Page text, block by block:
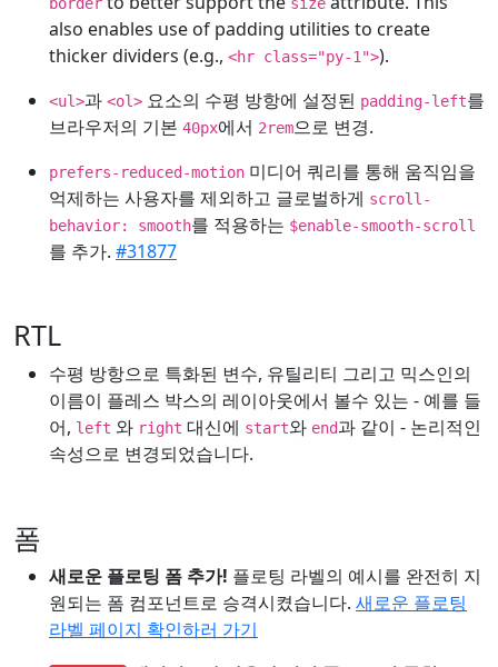
also enables use of padding utilities to create
thicker dividers (e.g., <hr class="py-1">).
<ul>과 <ol> 요소의 수평 방항에 설정된 padding-left를
브라우저의 기본 40px에서 2rem으로 변경.
prefers-reduced-motion 미디어 쿼리를 통해 움직임을
억제하는 사용자를 제외하고 글로벌하게 scroll-
behavior: smooth를 적용하는 $enable-smooth-scroll
를 추가. #31877
RTL
수평 방항으로 특화된 변수, 유틸리티 그리고 믹스인의
이름이 플레스 박스의 레이아웃에서 볼수 있는 - 예를 들
어, left 와 right 대신에 start와 end과 같이 - 논리적인
속성으로 변경되었습니다.
폼
새로운 플로팅 폼 추가! 플로팅 라벨의 예시를 완전히 지
원되는 폼 컴포넌트로 승격시켰습니다. 새로운 플로팅
라벨 페이지 확인하러 가기